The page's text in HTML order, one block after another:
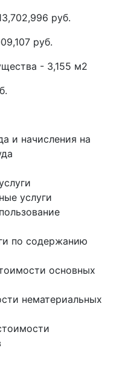
руб.
руб.
- 3,155 м2
и начисления на
услуги
по содержанию
основных
нематериальных